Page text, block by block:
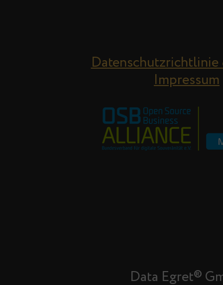
Datenschutzrichtlinie
Impressum
Data Egret®